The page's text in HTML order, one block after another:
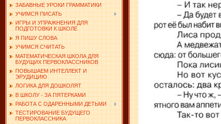
ЗАБАВНЫЕ УРОКИ ГРАММАТИКИ
УЧИМСЯ ПИСАТЬ
ИГРЫ И УПРАЖНЕНИЯ ДЛЯ
ПОДГОТОВКИ К ШКОЛЕ
Я ПИШУ СЛОВА
УЧИМСЯ СЧИТАТЬ
МАТЕМАТИЧЕСКАЯ ШКОЛА ДЛЯ
БУДУЩИХ ПЕРВОКЛАССНИКОВ
ПОВЫШАЕМ ИНТЕЛЛЕКТ И
ЭРУДИЦИЮ
ЛОГИКА ДЛЯ ДОШКОЛЯТ
В ШКОЛУ - ЗА ПЯТЕРКАМИ
РАБОТА С ОДАРЕННЫМИ ДЕТЬМИ
ТЕСТИРОВАНИЕ БУДУЩЕГО
ПЕРВОКЛАССНИКА